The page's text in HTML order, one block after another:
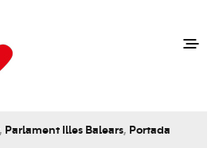
, Parlament Illes Balears, Portada